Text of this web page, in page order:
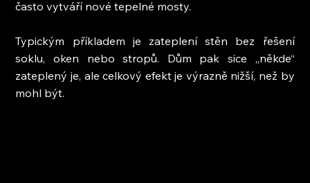
často vytváří nové tepelné mosty.
Typickým příkladem je zateplení stěn bez řešení
soklu, oken nebo stropů. Dům pak sice „někde“
zateplený je, ale celkový efekt je výrazně nižší, než by
mohl být.